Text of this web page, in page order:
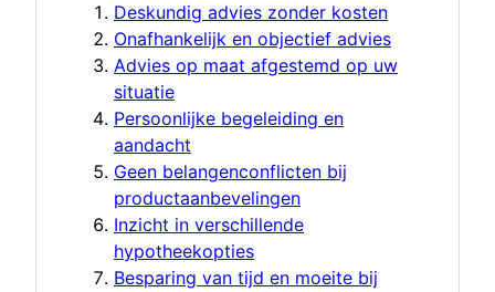
Deskundig advies zonder kosten
Onafhankelijk en objectief advies
Advies op maat afgestemd op uw
situatie
Persoonlijke begeleiding en
aandacht
Geen belangenconflicten bij
productaanbevelingen
Inzicht in verschillende
hypotheekopties
Besparing van tijd en moeite bij